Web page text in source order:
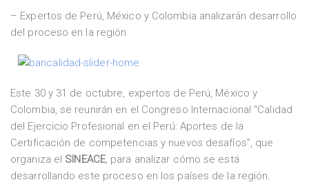
– Expertos de Perú, México y Colombia analizarán desarrollo
del proceso en la región
Este 30 y 31 de octubre, expertos de Perú, México y
Colombia, se reunirán en el Congreso Internacional “Calidad
del Ejercicio Profesional en el Perú: Aportes de la
Certificación de competencias y nuevos desafíos”, que
organiza el SINEACE, para analizar cómo se está
desarrollando este proceso en los países de la región.